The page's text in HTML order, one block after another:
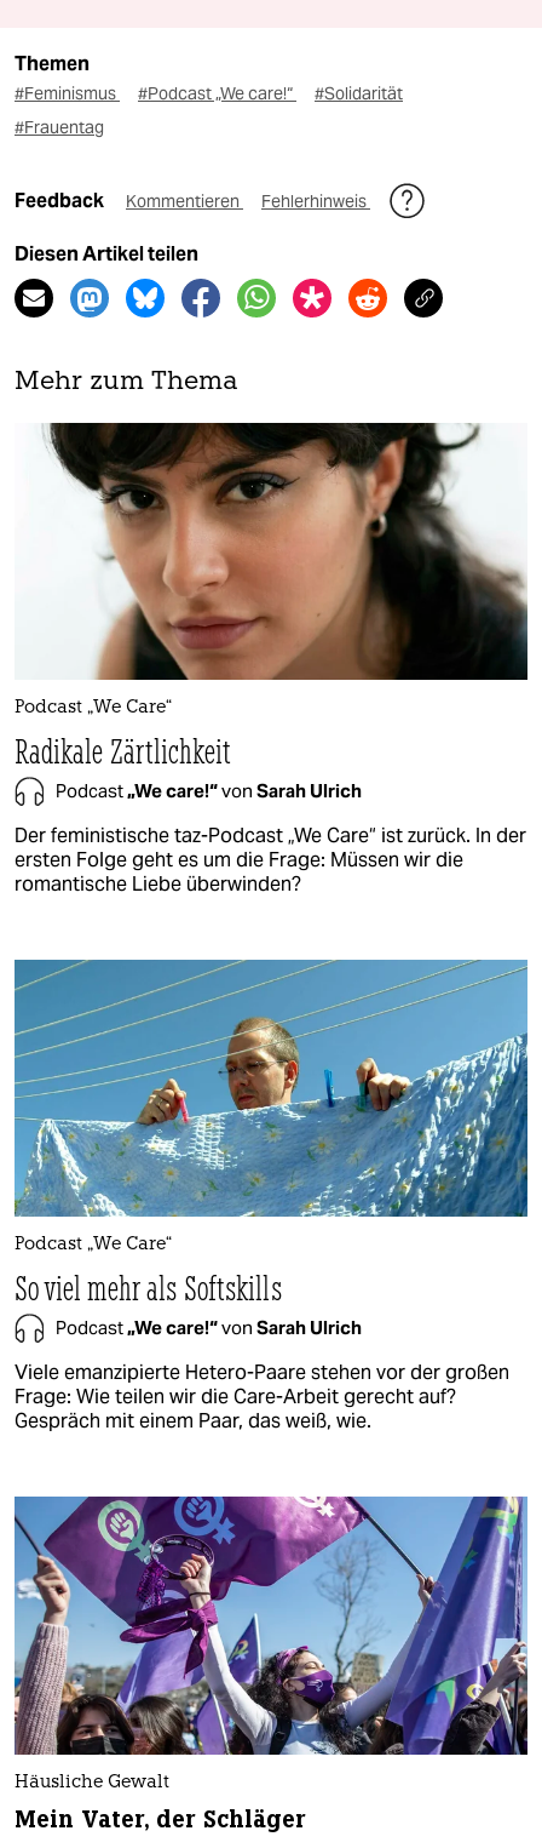
Themen
#Feminismus #Podcast „We care!“
#Solidarität
#Frauentag
Feedback Kommentieren Fehlerhinweis
Diesen Artikel teilen
Mehr zum Thema
Podcast „We Care“
Radikale Zärtlichkeit
Podcast„We care!“von Sarah Ulrich
Der feministische taz-Podcast „We Care“ ist zurück. In der
ersten Folge geht es um die Frage: Müssen wir die
romantische Liebe überwinden?
Podcast „We Care“
So viel mehr als Softskills
Podcast„We care!“von Sarah Ulrich
Viele emanzipierte Hetero-Paare stehen vor der großen
Frage: Wie teilen wir die Care-Arbeit gerecht auf?
Gespräch mit einem Paar, das weiß, wie.
Häusliche Gewalt
Mein Vater, der Schläger